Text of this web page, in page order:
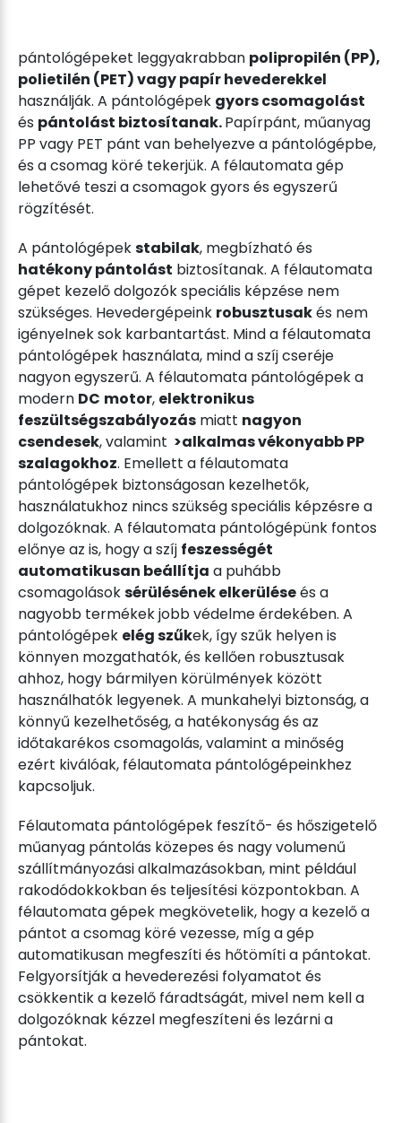
pántológépeket leggyakrabban polipropilén (PP),
polietilén (PET) vagy papír hevederekkel
használják. A pántológépek gyors csomagolást
és pántolást biztosítanak.Papírpánt, műanyag
PP vagy PET pánt van behelyezve a pántológépbe,
és a csomag köré tekerjük. A félautomata gép
lehetővé teszi a csomagok gyors és egyszerű
rögzítését.
A pántológépekstabilak, megbízható és
hatékony pántolást biztosítanak. A félautomata
gépet kezelő dolgozók speciális képzése nem
szükséges. Hevedergépeink robusztusakés nem
igényelnek sok karbantartást. Mind a félautomata
pántológépek használata, mind a szíj cseréje
nagyon egyszerű. A félautomata pántológépek a
modern DC motor, elektronikus
feszültségszabályozás miatt nagyon
csendesek, valamint >alkalmas vékonyabb PP
szalagokhoz. Emellett a félautomata
pántológépek biztonságosan kezelhetők,
használatukhoz nincs szükség speciális képzésre a
dolgozóknak. A félautomata pántológépünk fontos
előnye az is, hogy a szíj feszességét
automatikusan beállítja a puhább
csomagolásoksérülésének elkerüléseés a
nagyobb termékek jobb védelme érdekében. A
pántológépek elég szűkek, így szűk helyen is
könnyen mozgathatók, és kellően robusztusak
ahhoz, hogy bármilyen körülmények között
használhatók legyenek. A munkahelyi biztonság, a
könnyű kezelhetőség, a hatékonyság és az
időtakarékos csomagolás, valamint a minőség
ezért kiválóak, félautomata pántológépeinkhez
kapcsoljuk.
Félautomata pántológépek feszítő- és hőszigetelő
műanyag pántolás közepes és nagy volumenű
szállítmányozási alkalmazásokban, mint például
rakodódokkokban és teljesítési központokban. A
félautomata gépek megkövetelik, hogy a kezelő a
pántot a csomag köré vezesse, míg a gép
automatikusan megfeszíti és hőtömíti a pántokat.
Felgyorsítják a hevederezési folyamatot és
csökkentik a kezelő fáradtságát, mivel nem kell a
dolgozóknak kézzel megfeszíteni és lezárni a
pántokat.